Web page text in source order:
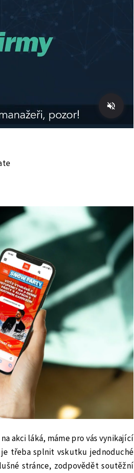
akci láká, máme pro vás vynikající
třeba splnit vskutku jednoduché
stránce, zodpovědět soutěžní